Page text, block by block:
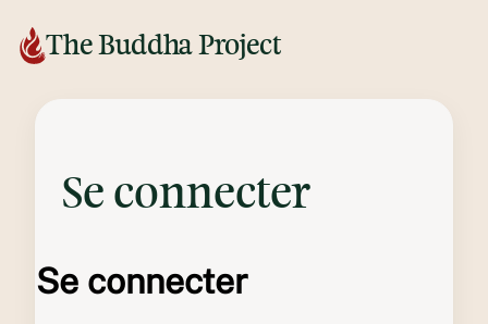
The Buddha Project
Se connecter
Se connecter